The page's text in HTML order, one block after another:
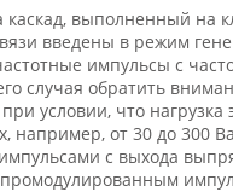
выполненный на
введены в режим
импульсы с
случая обратить
условии, что
например, от 30 до 300
с выхода